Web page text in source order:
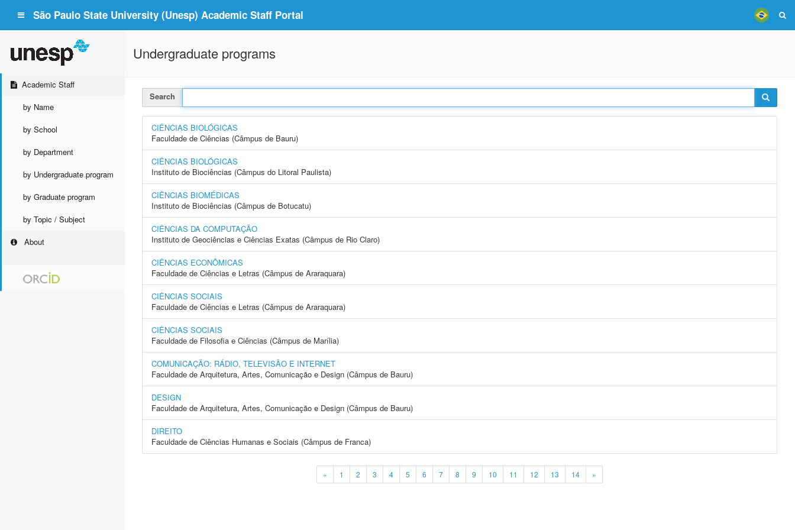
São Paulo State University (Unesp) Academic Staff Portal
Academic Staff
by Name
by School
by Department
by Undergraduate program
by Graduate program
by Topic / Subject
About
Undergraduate programs
Search
CIÊNCIAS BIOLÓGICAS
Faculdade de Ciências (Câmpus de Bauru)
CIÊNCIAS BIOLÓGICAS
Instituto de Biociências (Câmpus do Litoral Paulista)
CIÊNCIAS BIOMÉDICAS
Instituto de Biociências (Câmpus de Botucatu)
CIÊNCIAS DA COMPUTAÇÃO
Instituto de Geociências e Ciências Exatas (Câmpus de Rio Claro)
CIÊNCIAS ECONÔMICAS
Faculdade de Ciências e Letras (Câmpus de Araraquara)
CIÊNCIAS SOCIAIS
Faculdade de Ciências e Letras (Câmpus de Araraquara)
CIÊNCIAS SOCIAIS
Faculdade de Filosofia e Ciências (Câmpus de Marília)
COMUNICAÇÃO: RÁDIO, TELEVISÃO E INTERNET
Faculdade de Arquitetura, Artes, Comunicação e Design (Câmpus de Bauru)
DESIGN
Faculdade de Arquitetura, Artes, Comunicação e Design (Câmpus de Bauru)
DIREITO
Faculdade de Ciências Humanas e Sociais (Câmpus de Franca)
« 1 2 3 4 5 6 7 8 9 10 11 12 13 14 »